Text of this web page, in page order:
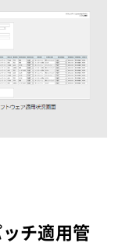
チ適用管